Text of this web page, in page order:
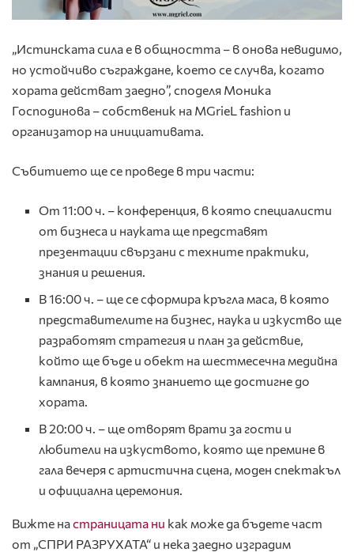
„Истинската сила е в общността – в онова невидимо,
но устойчиво съграждане, което се случва, когато
хората действат заедно”, споделя Моника
Господинова – собственик на MGrieL fashion и
организатор на инициативата.
Събитието ще се проведе в три части:
От 11:00 ч. – конференция, в която специалисти
от бизнеса и науката ще представят
презентации свързани с техните практики,
знания и решения.
В 16:00 ч. – ще се сформира кръгла маса, в която
представителите на бизнес, наука и изкуство ще
разработят стратегия и план за действие,
който ще бъде и обект на шестмесечна медийна
кампания, в която знанието ще достигне до
хората.
В 20:00 ч. – ще отворят врати за гости и
любители на изкуството, която ще премине в
гала вечеря с артистична сцена, моден спектакъл
и официална церемония.
Вижте настраницата ни как може да бъдете част
от „СПРИ РАЗРУХАТА“ и нека заедно изградим